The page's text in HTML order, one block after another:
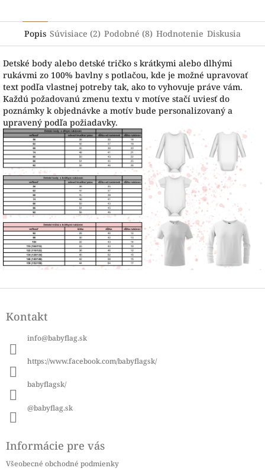
Popis Súvisiace (2) Podobné (8) Hodnotenie Diskusia
Detské body alebo detské tričko s krátkymi alebo dlhými
rukávmi zo 100% bavlny s potlačou, kde je možné upravovať
text podľa vlastnej potreby tak, ako to vyhovuje práve vám.
Každú požadovanú zmenu textu v motíve stačí uviesť do
poznámky k objednávke a motív bude personalizovaný a
upravený podľa požiadavky.
Z
pKontakt
info@babyflag.sk
https://www.facebook.com/babyflagsk/
babyflagsk/
@babyflag.sk
Informácie pre vás
Všeobecné obchodné podmienky